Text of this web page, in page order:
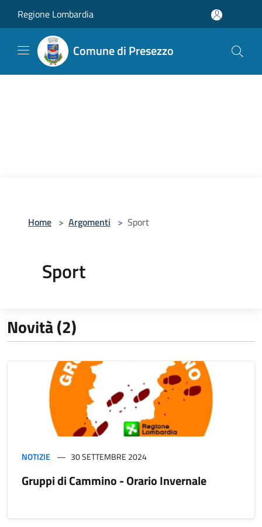
Regione Lombardia
Comune di Presezzo
Home > Argomenti > Sport
Sport
Novità (2)
NOTIZIE 30 SETTEMBRE 2024
Gruppi di Cammino - Orario Invernale